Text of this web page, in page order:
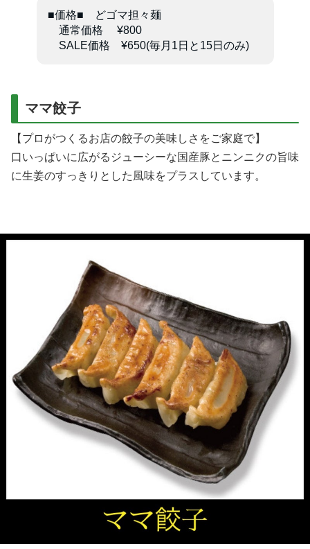
■価格■ どゴマ担々麺
通常価格 ¥800
SALE価格 ¥650(毎月1日と15日のみ)
ママ餃子
【プロがつくるお店の餃子の美味しさをご家庭で】
口いっぱいに広がるジューシーな国産豚とニンニクの旨味
に生姜のすっきりとした風味をプラスしています。